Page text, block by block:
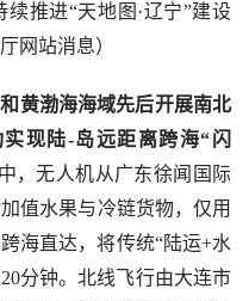
推进“天地图·辽宁”建设
网站消息）
黄渤海海域先后开展南北
现陆-岛远距离跨海“闪
，无人机从广东徐闻国际
值水果与冷链货物，仅用
海直达，将传统“陆运+水
分钟。北线飞行由大连市